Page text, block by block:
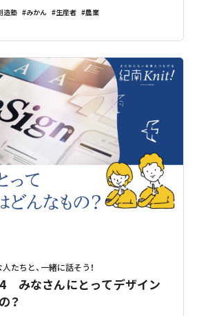
造塾 みかん 生産者 農業
たちと、一緒に話そう！
みなさんにとってデザイン
？